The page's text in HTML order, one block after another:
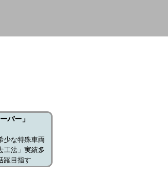
バー」
少な特殊車両
工法」実績多
躍目指す